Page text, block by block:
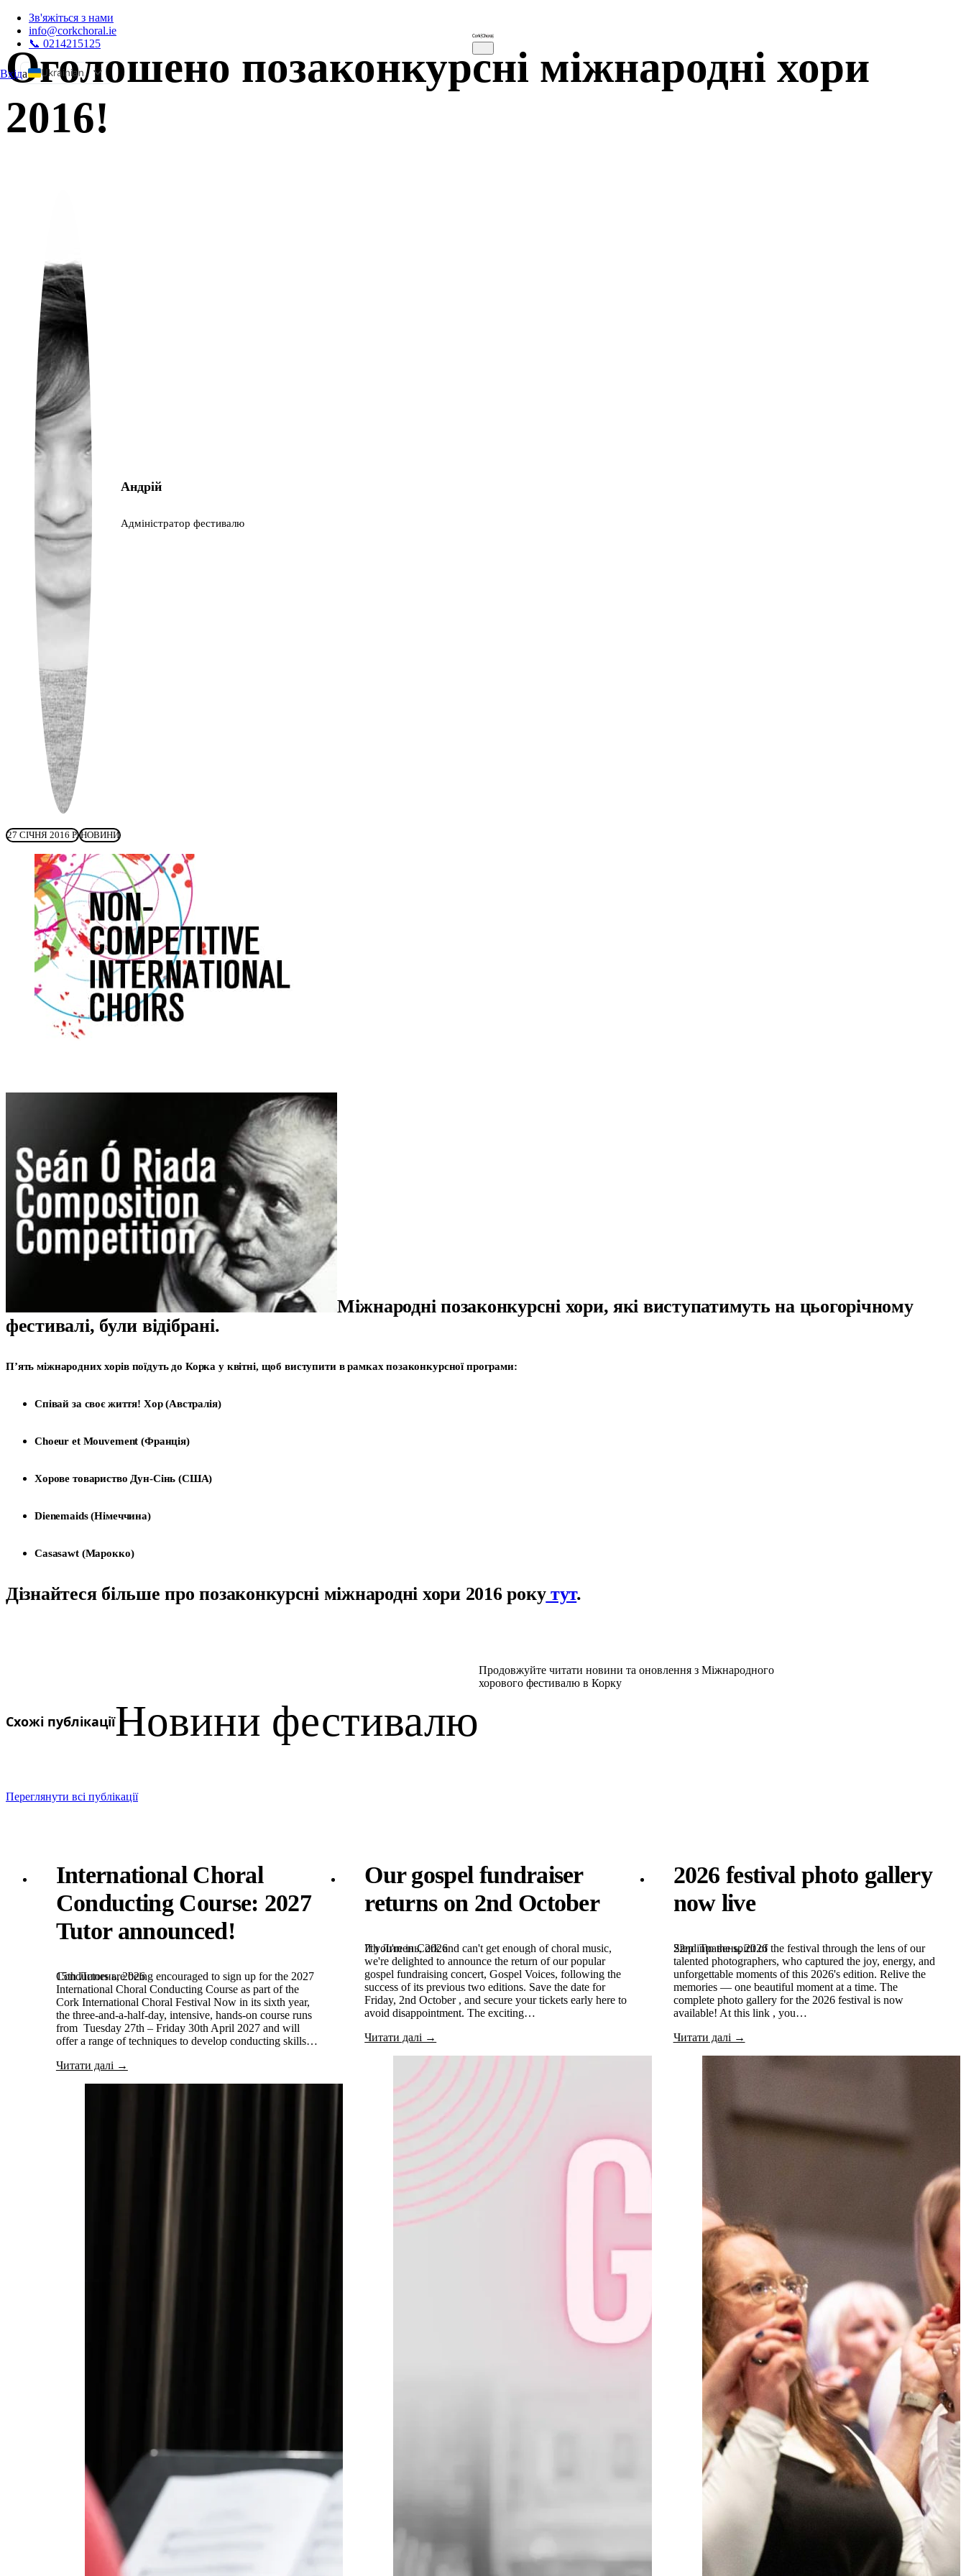
Зв'яжіться з нами
info@corkchoral.ie
📞 0214215125
Вхіда
Ukrainian
Bulgarian
Czech
Hungarian
Italian
Polish
Portuguese
Оголошено позаконкурсні міжнародні хори
2016!
Андрій
Адміністратор фестивалю
27 СІЧНЯ 2016 Р. НОВИНИ
Міжнародні позаконкурсні хори, які виступатимуть на цьогорічному
фестивалі, були відібрані.
П’ять міжнародних хорів поїдуть до Корка у квітні, щоб виступити в рамках позаконкурсної програми:
Співай за своє життя! Хор (Австралія)
Choeur et Mouvement (Франція)
Хорове товариство Дун-Сінь (США)
Dienemaids (Німеччина)
Casasawt (Марокко)
Дізнайтеся більше про позаконкурсні міжнародні хори 2016 рокутут.
Схожі публікаціїНовини фестивалю
Продовжуйте читати новини та оновлення з Міжнародного
хорового фестивалю в Корку
Переглянути всі публікації
International Choral
Conducting Course: 2027
Tutor announced!
15th Липень, 2026
Conductors are being encouraged to sign up for the 2027
International Choral Conducting Course as part of the
Cork International Choral Festival Now in its sixth year,
the three-and-a-half-day, intensive, hands-on course runs
from Tuesday 27th – Friday 30th April 2027 and will
offer a range of techniques to develop conducting skills…
Читати далі →
Our gospel fundraiser
returns on 2nd October
7th Липень, 2026
If you're in Cork and can't get enough of choral music,
we're delighted to announce the return of our popular
gospel fundraising concert, Gospel Voices, following the
success of its previous two editions. Save the date for
Friday, 2nd October , and secure your tickets early here to
avoid disappointment. The exciting…
Читати далі →
2026 festival photo gallery
now live
22nd Травень, 2026
Step into the spirit of the festival through the lens of our
talented photographers, who captured the joy, energy, and
unforgettable moments of this 2026's edition. Relive the
memories — one beautiful moment at a time. The
complete photo gallery for the 2026 festival is now
available! At this link , you…
Читати далі →